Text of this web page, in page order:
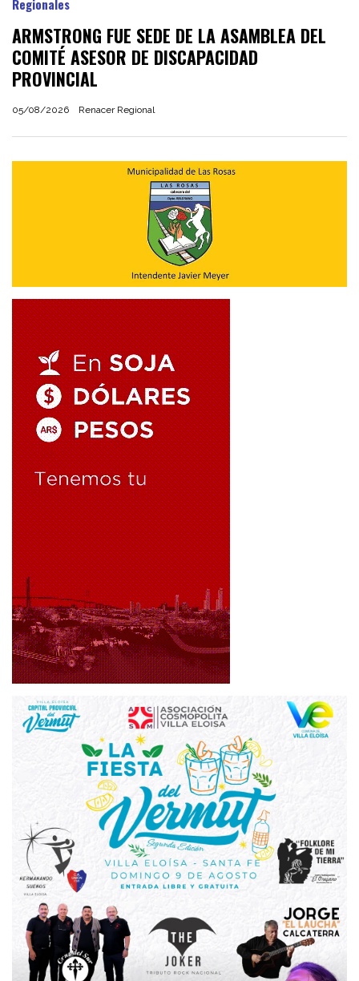
ARMSTRONG FUE SEDE DE LA ASAMBLEA DEL
COMITÉ ASESOR DE DISCAPACIDAD
PROVINCIAL
Renacer Regional
Regionales
05/08/2026